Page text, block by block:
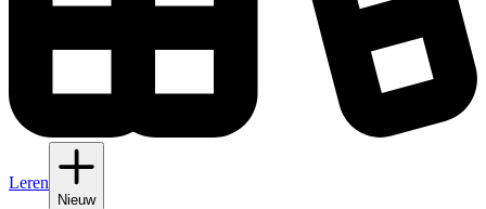
Leren
Nieuw